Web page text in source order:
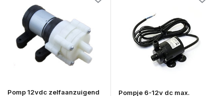
Pomp 12vdc zelfaanzuigend
Pompje 6-12v dc max.